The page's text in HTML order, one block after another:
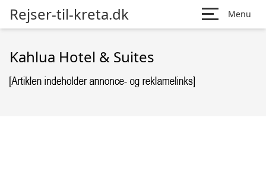
Rejser-til-kreta.dk Menu
Kahlua Hotel & Suites